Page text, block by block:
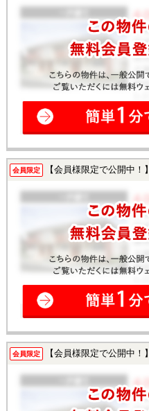
会員限定 【会員様限定で公開中！】
会員限定 【会員様限定で公開中！】